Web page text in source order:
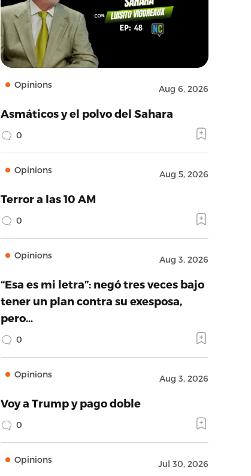
Opinions Aug 6, 2026
Asmáticos y el polvo del Sahara
0
Opinions Aug 5, 2026
Terror a las 10 AM
0
Opinions Aug 3, 2026
“Esa es mi letra”: negó tres veces bajo
tener un plan contra su exesposa,
pero…
0
Opinions Aug 3, 2026
Voy a Trump y pago doble
0
Opinions Jul 30, 2026